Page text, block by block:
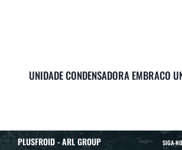
UNIDADE CONDENSADORA EMBRACO
PLUSFROID - ARL GROUP SIGA-